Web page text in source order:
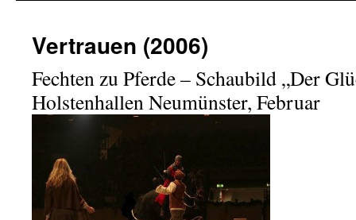
Vertrauen (2006)
Fechten zu Pferde – Schaubild „Der
Holstenhallen Neumünster, Februar